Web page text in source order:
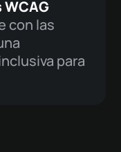
con las
para